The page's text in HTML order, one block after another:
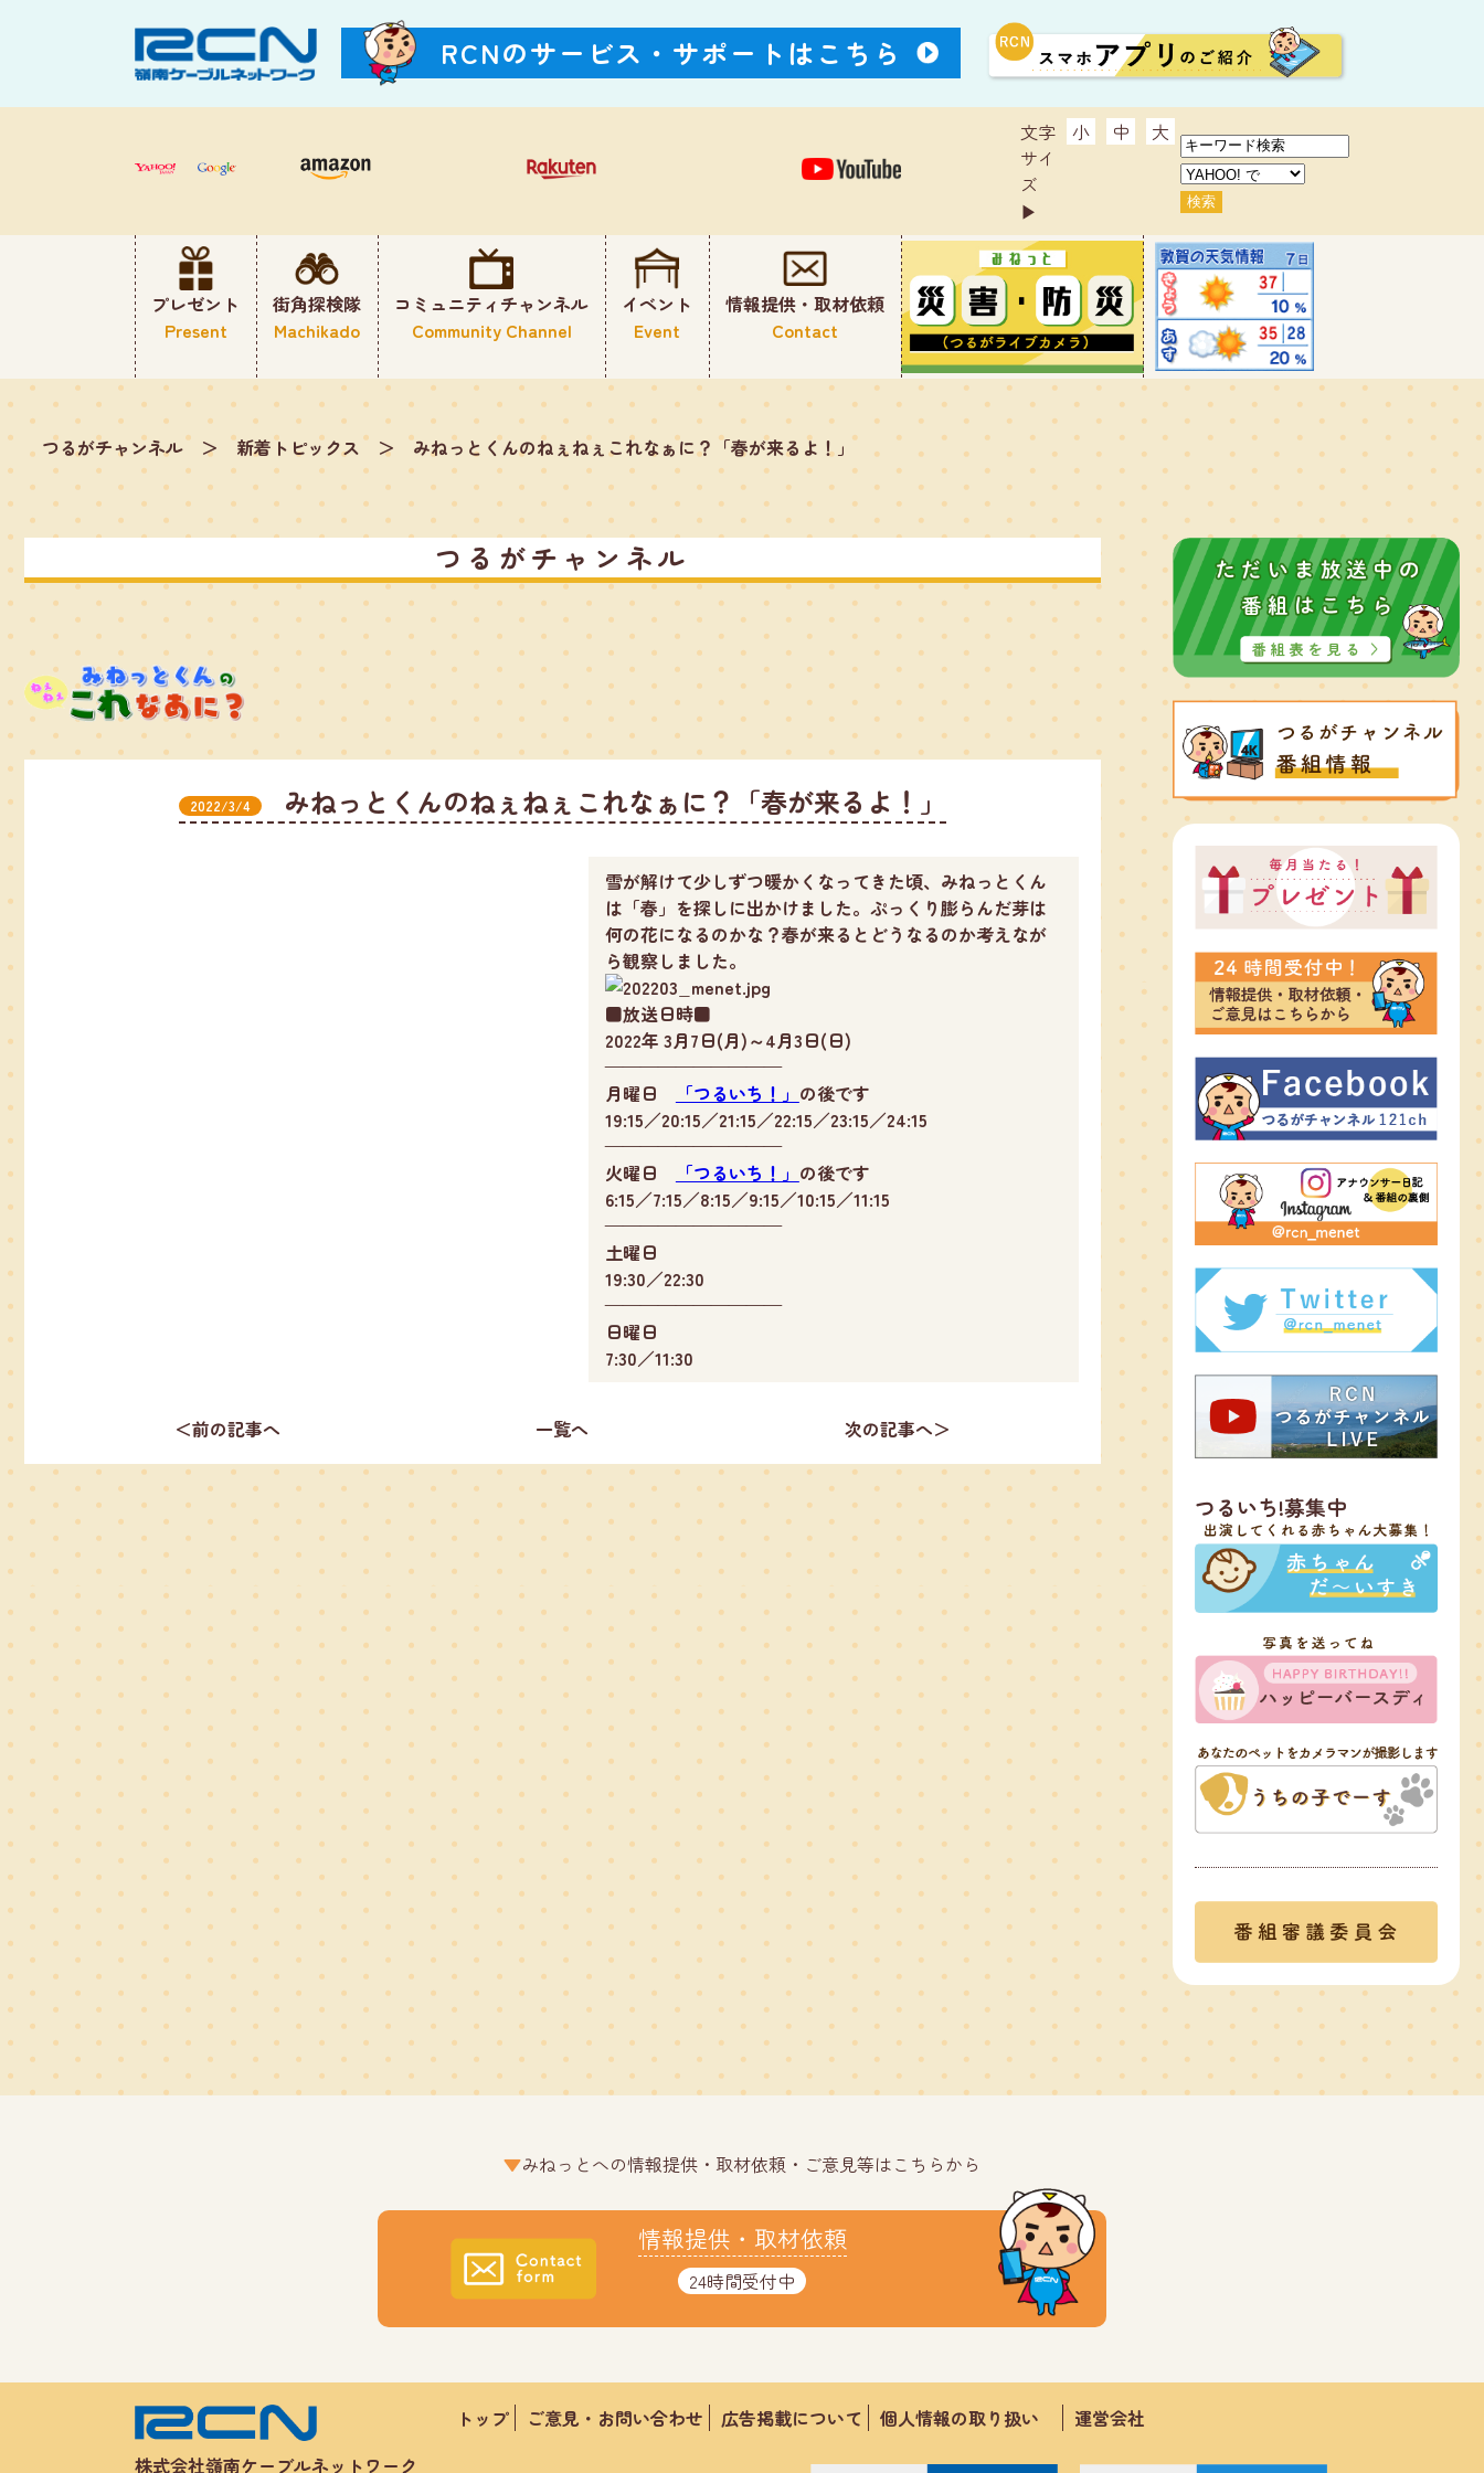
RCNのサービス・ サポートはこちら
文字
サイ
ズ
▶︎
小 中 大
プレゼント
Present
街角探検隊
Machikado
コミュニティチャンネル
Community Channel
イベント
Event
情報提供・取材依頼
Contact
つるがチャンネル ＞ 新着トピックス ＞ みねっとくんのねぇねぇこれなぁに？「春が来るよ！」
つるがチャンネル
2022/3/4 みねっとくんのねぇねぇこれなぁに？「春が来るよ！」
雪が解けて少しずつ暖かくなってきた頃、みねっとくん
は「春」を探しに出かけました。ぷっくり膨らんだ芽は
何の花になるのかな？春が来るとどうなるのか考えなが
ら観察しました。
■放送日時■
2022年 3月7日(月)～4月3日(日)
——————————
月曜日
「つるいち！」 の後です
19:15／20:15／21:15／22:15／23:15／24:15
——————————
火曜日
「つるいち！」 の後です
6:15／7:15／8:15／9:15／10:15／11:15
——————————
土曜日
19:30／22:30
——————————
日曜日
7:30／11:30
＜前の記事へ 一覧へ 次の記事へ＞
つるいち!募集中
みねっとへの情報提供・取材依頼・ご意見等はこちらから
情報提供・取材依頼
24時間受付中
株式会社嶺南ケーブルネットワーク
トップ ご意見・お問い合わせ 広告掲載について 個人情報の取り扱い 運営会社